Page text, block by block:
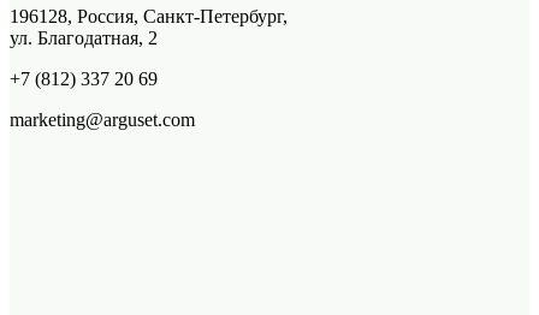
196128, Россия, Санкт-Петербург,
ул. Благодатная, 2
+7 (812) 337 20 69
marketing@arguset.com